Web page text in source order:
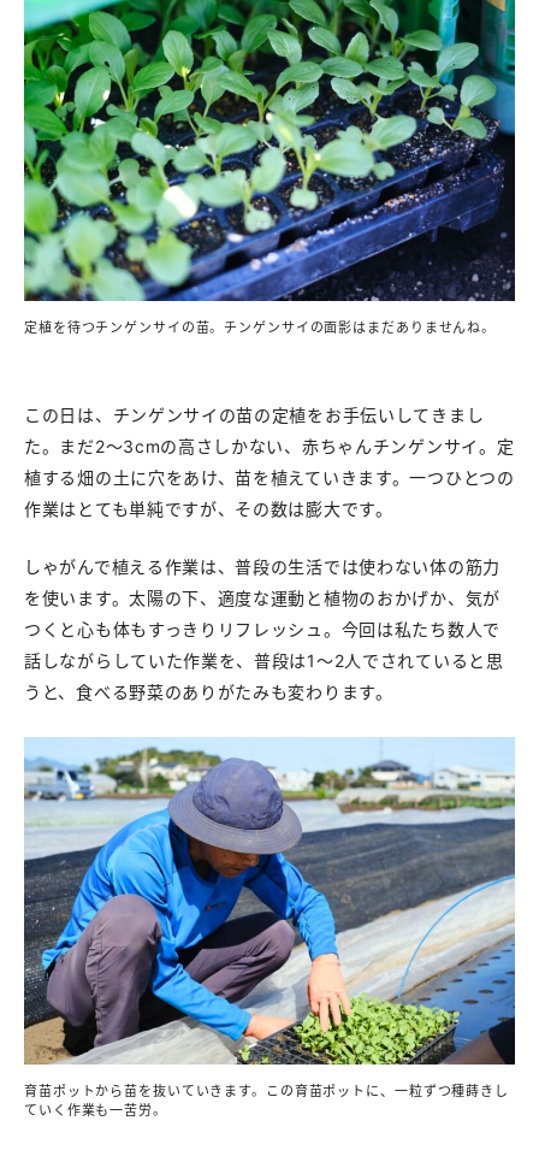
定植を待つチンゲンサイの苗。チンゲンサイの面影はまだありませんね。
この日は、チンゲンサイの苗の定植をお手伝いしてきまし
た。まだ2〜3cmの高さしかない、赤ちゃんチンゲンサイ。定
植する畑の土に穴をあけ、苗を植えていきます。一つひとつの
作業はとても単純ですが、その数は膨大です。
しゃがんで植える作業は、普段の生活では使わない体の筋力
を使います。太陽の下、適度な運動と植物のおかげか、気が
つくと心も体もすっきりリフレッシュ。今回は私たち数人で
話しながらしていた作業を、普段は1〜2人でされていると思
うと、食べる野菜のありがたみも変わります。
育苗ポットから苗を抜いていきます。この育苗ポットに、一粒ずつ種蒔きし
ていく作業も一苦労。